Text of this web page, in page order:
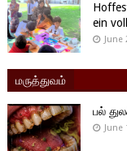
ein
மருத்துவம்
பல்